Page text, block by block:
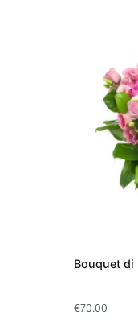
Bouquet di
€70.00